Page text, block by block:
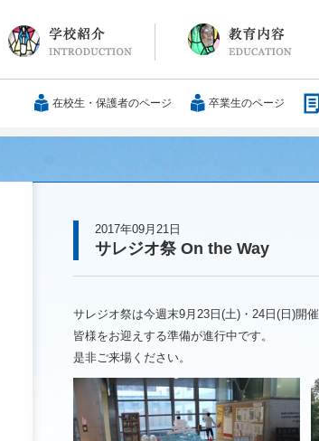
校長メッセージ
教育方針・沿革
施設紹介
交通アクセス 25歳の男づくり
カリキュラム
教科
国際交流
大学合格実績
在校生・保護者のページ 卒業生のページ
2017年09月21日
サレジオ祭 On the Way
サレジオ祭は今週末9月23日(土)・24日(日)開催
皆様をお迎えする準備が進行中です。
是非ご来場ください。